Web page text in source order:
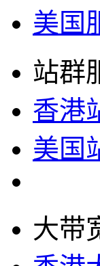
美国
站群
香港
美国
大带